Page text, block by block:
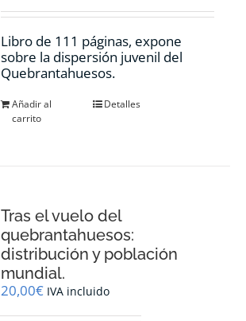
Libro de 111 páginas, expone
sobre la dispersión juvenil del
Quebrantahuesos.
Añadir al
carrito
Detalles
Tras el vuelo del
quebrantahuesos:
distribución y población
mundial.
20,00€ IVA incluido